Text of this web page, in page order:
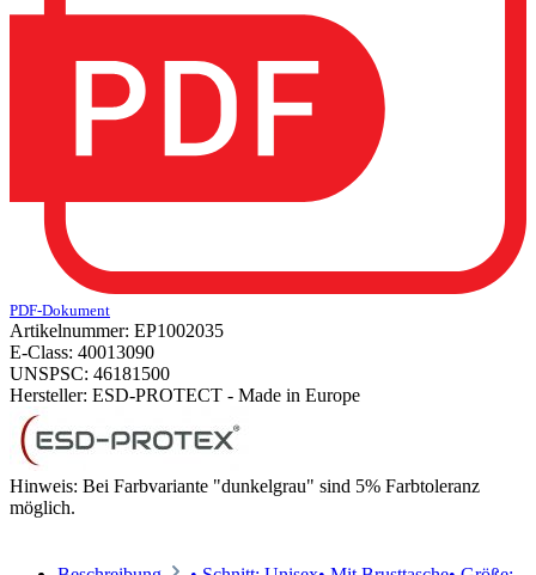
PDF-Dokument
Artikelnummer: EP1002035
E-Class: 40013090
UNSPSC: 46181500
Hersteller: ESD-PROTECT - Made in Europe
Hinweis: Bei Farbvariante "dunkelgrau" sind 5% Farbtoleranz
möglich.